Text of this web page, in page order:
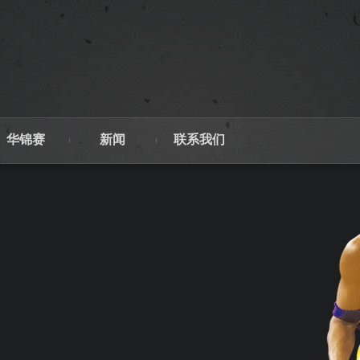
华锦赛 新闻 联系我们